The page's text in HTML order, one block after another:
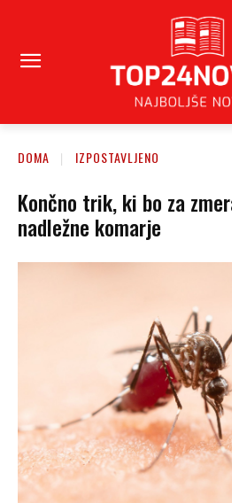
DOMA IZPOSTAVLJENO
Končno trik, ki bo za
nadležne komarje